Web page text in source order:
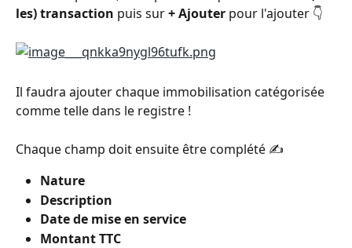
les) transaction puis sur + Ajouter pour l'ajouter 👇
Il faudra ajouter chaque immobilisation catégorisée
comme telle dans le registre !
Chaque champ doit ensuite être complété ✍
Nature
Description
Date de mise en service
Montant TTC